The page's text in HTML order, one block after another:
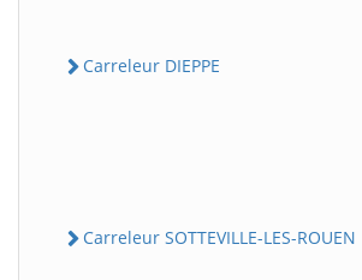
Carreleur DIEPPE
Carreleur SOTTEVILLE-LES-ROUEN